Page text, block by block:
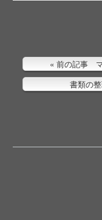
前の記事
書類の